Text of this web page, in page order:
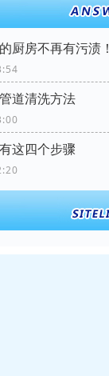
厨房不再有污渍！
道清洗方法
这四个步骤